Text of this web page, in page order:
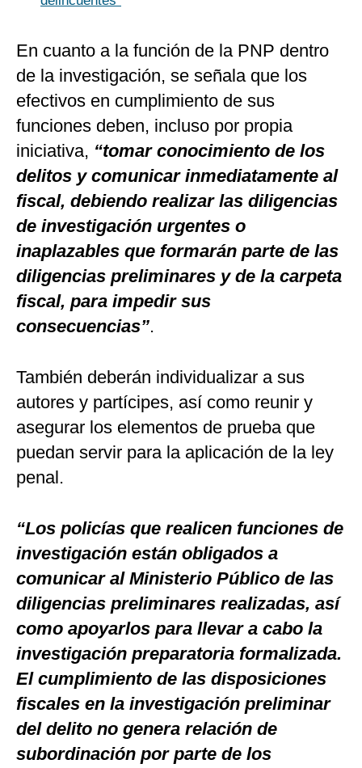
En cuanto a la función de la PNP dentro
de la investigación, se señala que los
efectivos en cumplimiento de sus
funciones deben, incluso por propia
iniciativa, “tomar conocimiento de los
delitos y comunicar inmediatamente al
fiscal, debiendo realizar las diligencias
de investigación urgentes o
inaplazables que formarán parte de las
diligencias preliminares y de la carpeta
fiscal, para impedir sus
consecuencias”.
También deberán individualizar a sus
autores y partícipes, así como reunir y
asegurar los elementos de prueba que
puedan servir para la aplicación de la ley
penal.
“Los policías que realicen funciones de
investigación están obligados a
comunicar al Ministerio Público de las
diligencias preliminares realizadas, así
como apoyarlos para llevar a cabo la
investigación preparatoria formalizada.
El cumplimiento de las disposiciones
fiscales en la investigación preliminar
del delito no genera relación de
subordinación por parte de los